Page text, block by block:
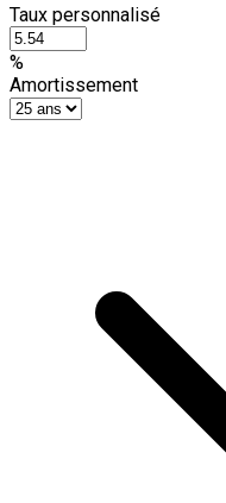
Taux personnalisé
%
Amortissement